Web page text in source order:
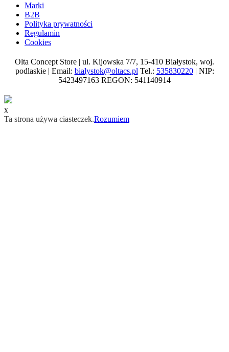
Marki
B2B
Polityka prywatności
Regulamin
Cookies
Olta Concept Store | ul. Kijowska 7/7, 15-410 Białystok, woj.
podlaskie | Email: bialystok@oltacs.pl Tel.: 535830220| NIP:
5423497163 REGON: 541140914
x
Ta strona używa ciasteczek.Rozumiem